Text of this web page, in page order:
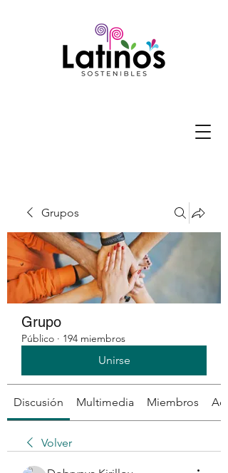
Grupos
Grupo
Público · 194 miembros
Unirse
Discusión Multimedia Miembros
Volver